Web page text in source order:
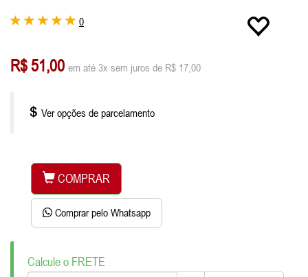
0
R$ 51,00 em até 3x sem juros de R$ 17,00
Ver opções de parcelamento
COMPRAR
Comprar pelo Whatsapp
Calcule o FRETE